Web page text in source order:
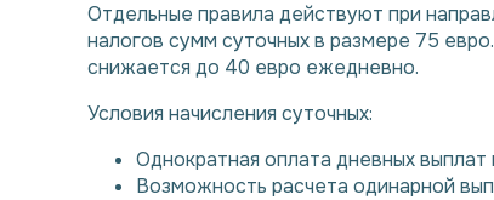
Отдельные правила действуют при
налогов сумм суточных в размере 75
снижается до 40 евро ежедневно.
Условия начисления суточных:
Однократная оплата дневных
Возможность расчета одинарной